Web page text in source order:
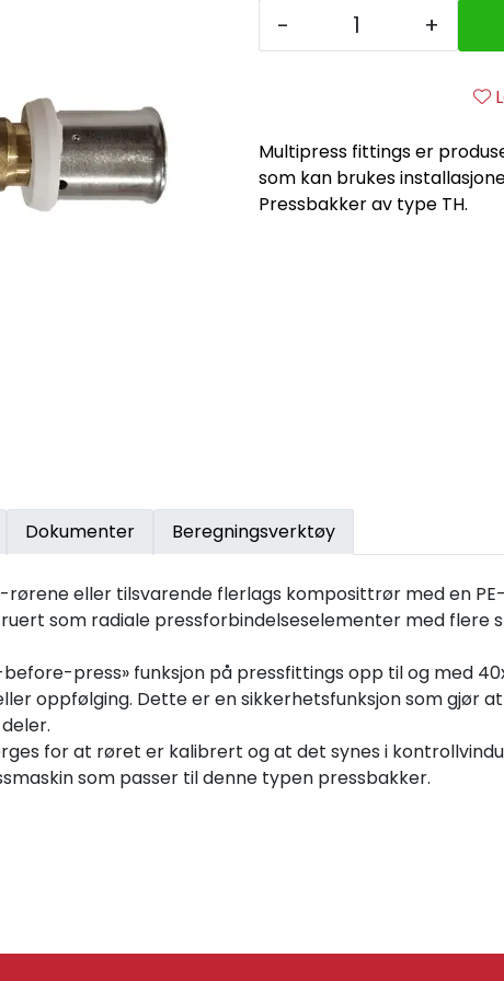
- +
Multipress fittings er
som kan brukes
Pressbakker av type TH.
Dokumenter Beregningsverktøy
eller tilsvarende flerlags komposittrør med en PE-
som radiale pressforbindelseselementer med
press» funksjon på pressfittings opp til og med
oppfølging. Dette er en sikkerhetsfunksjon som gjør
for at røret er kalibrert og at det synes i
som passer til denne typen pressbakker.